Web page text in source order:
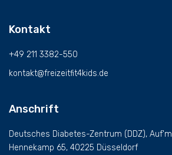
Kontakt
+49 211 3382-550
kontakt@freizeitfit4kids.de
Anschrift
Deutsches Diabetes-Zentrum (DDZ), Auf'm
Hennekamp 65, 40225 Düsseldorf